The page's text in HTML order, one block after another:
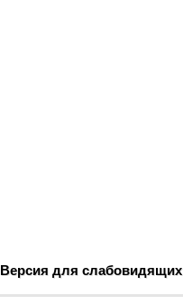
Версия для слабовидящих